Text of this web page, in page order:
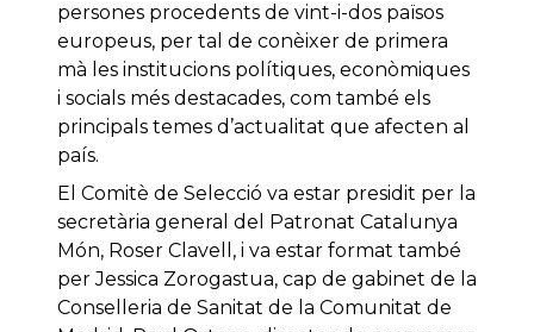
persones procedents de vint-i-dos països
europeus, per tal de conèixer de primera
mà les institucions polítiques, econòmiques
i socials més destacades, com també els
principals temes d’actualitat que afecten al
país.
El Comitè de Selecció va estar presidit per la
secretària general del Patronat Catalunya
Món, Roser Clavell, i va estar format també
per Jessica Zorogastua, cap de gabinet de la
Conselleria de Sanitat de la Comunitat de